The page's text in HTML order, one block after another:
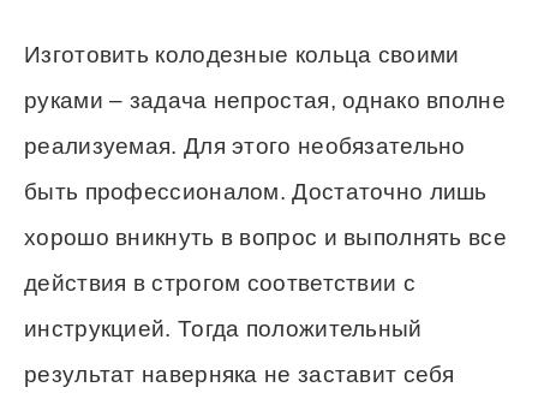
Изготовить колодезные кольца своими
руками – задача непростая, однако вполне
реализуемая. Для этого необязательно
быть профессионалом. Достаточно лишь
хорошо вникнуть в вопрос и выполнять все
действия в строгом соответствии с
инструкцией. Тогда положительный
результат наверняка не заставит себя